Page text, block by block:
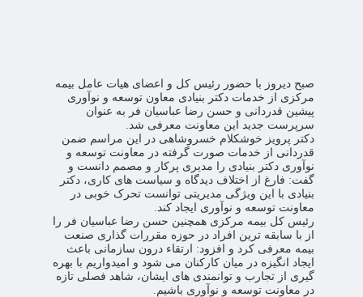
صبح دیروز با حضور رئیس کل و اعضای هیات عامل بیمه
مرکزی از خدمات دکتر بنیادی معاون توسعه و نوآوری
پیشین قدردانی و حسن رضا عباسیان فر به عنوان
سرپرست جدید این معاونت معرفی شد.
دکتر پرویز خوشکلام خسروشاهی در این مراسم ضمن
قدردانی از خدمات صورت گرفته در معاونت توسعه و
نوآوری دکتر بنیادی را مدیری پرکار و مصمم دانست و
گفت: فارغ از اختلاف دیدگاه و سیاست های کاری، دکتر
بنیادی با این ویژگی مدیریتی توانست تحرک خوبی در
معاونت توسعه و نوآوری ایجاد کند.
رئیس کل بیمه مرکزی همچنین حسن رضا عباسیان فر را
از با سابقه ترین افراد در حوزه مقررات گذاری صنعت
بیمه معرفی کرد و افزود: ارتقاء درون سازمانی باعث
ایجاد انگیزه در میان کارکنان می شود و امیدواریم با بهره
گیری از تجارب و توانمندی های ایشان، شاهد فصلی تازه
در معاونت توسعه و نوآوری باشیم.